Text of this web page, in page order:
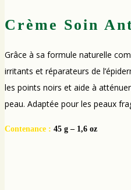
Crème Soin
Grâce à sa formule naturelle
irritants et réparateurs de
les points noirs et aide à
peau. Adaptée pour les peaux
Contenance : 45 g – 1,6 oz